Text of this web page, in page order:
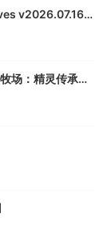
v2026.07.16
场：精灵传承